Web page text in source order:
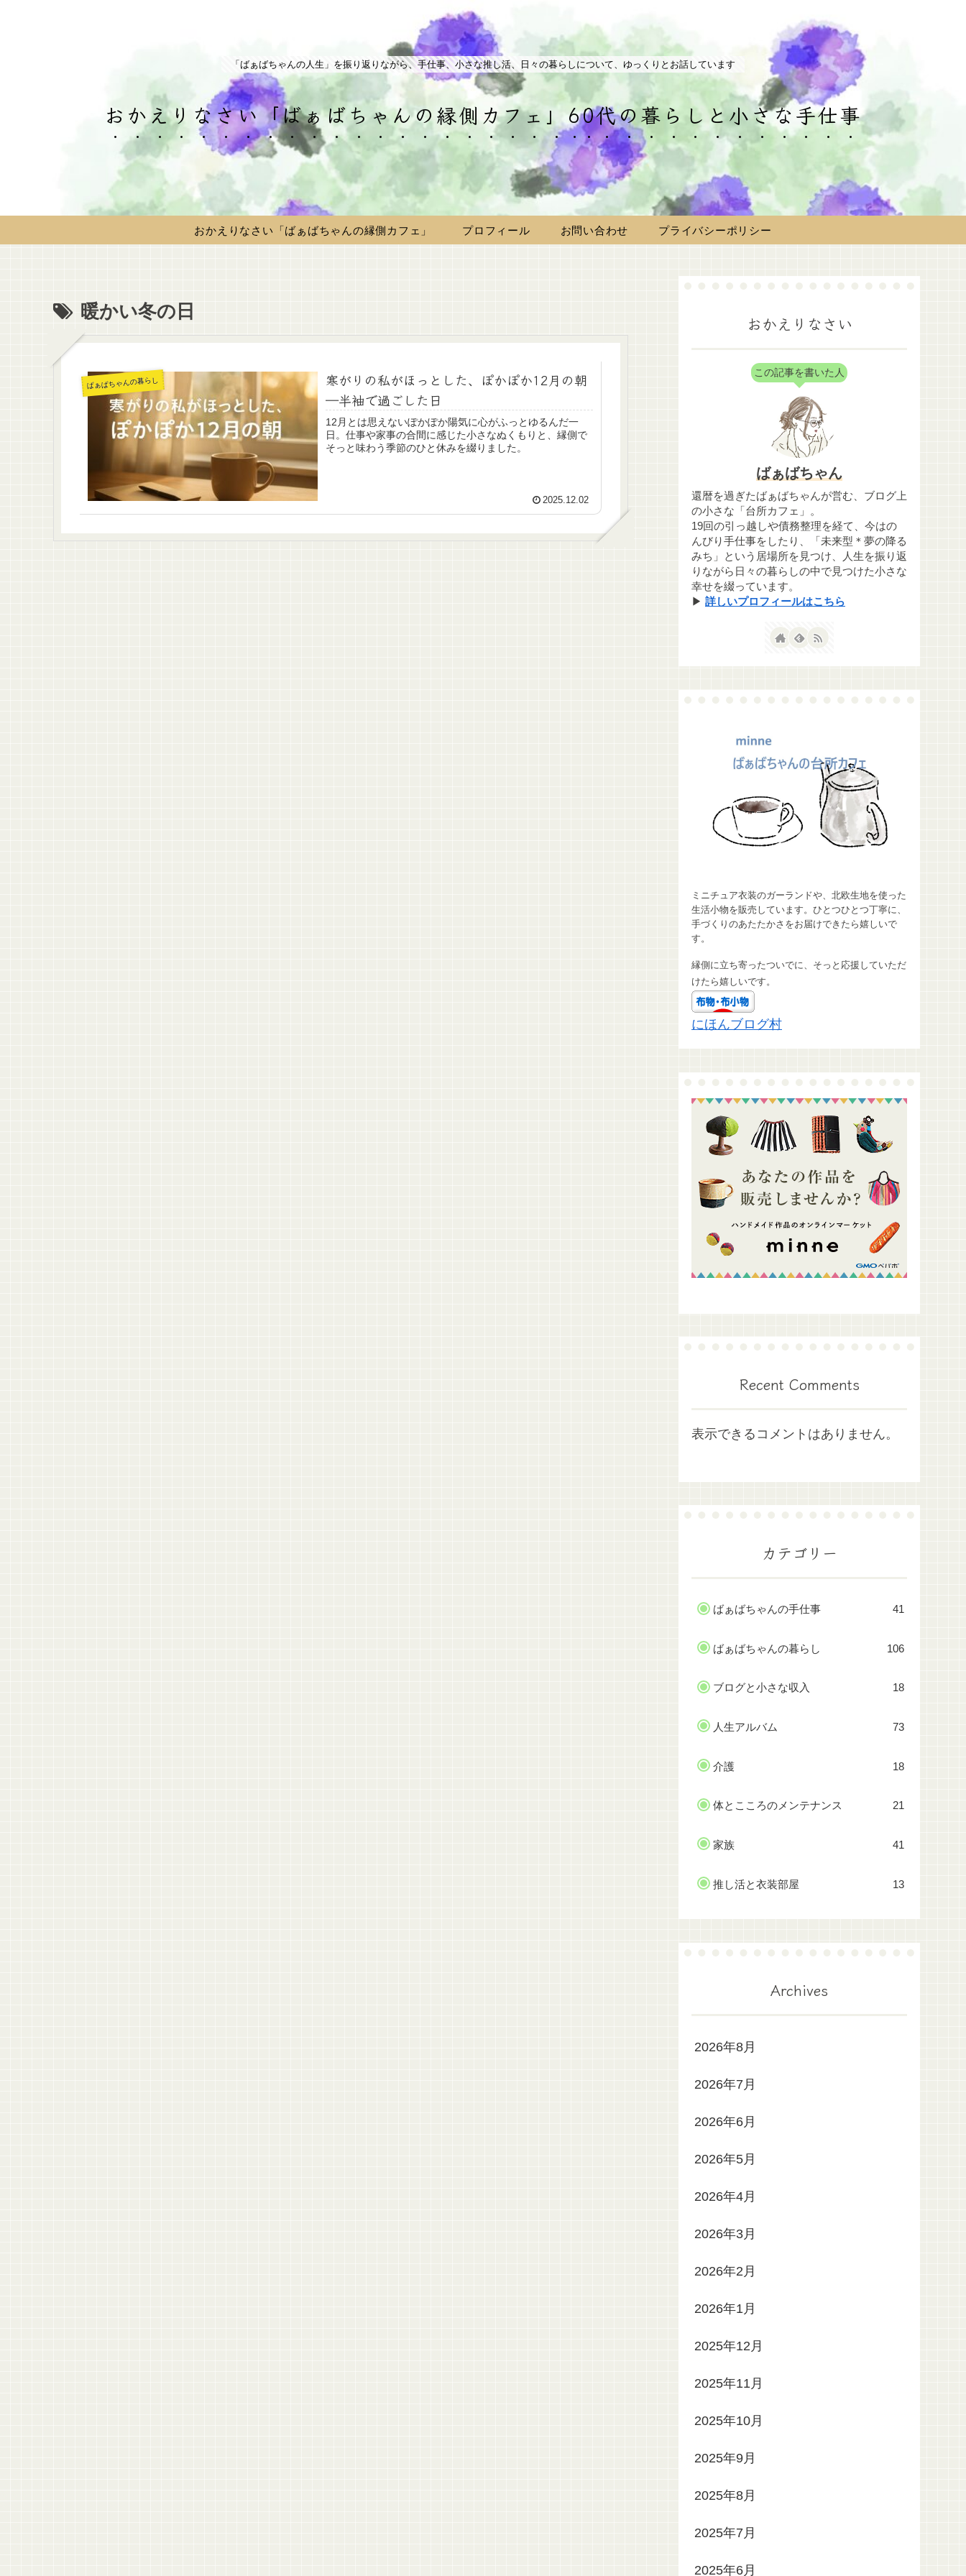
「ばぁばちゃんの人生」を振り返りながら、手仕事、小さな推し活、日々の暮らしについて、ゆっくりとお話しています
おかえりなさい「ばぁばちゃんの縁側カフェ」60代の暮らしと小さな手仕事
おかえりなさい「ばぁばちゃんの縁側カフェ」 プロフィール お問い合わせ プライバシーポリシー
暖かい冬の日
ばぁばちゃんの暮らし
寒がりの私がほっとした、ぽかぽか12月の朝
―半袖で過ごした日
12月とは思えないぽかぽか陽気に心がふっとゆるんだ一
日。仕事や家事の合間に感じた小さなぬくもりと、縁側で
そっと味わう季節のひと休みを綴りました。
2025.12.02
おかえりなさい
この記事を書いた人
ばぁばちゃん
還暦を過ぎたばぁばちゃんが営む、ブログ上
の小さな「台所カフェ」。
19回の引っ越しや債務整理を経て、今はの
んびり手仕事をしたり、「未来型＊夢の降る
みち」という居場所を見つけ、人生を振り返
りながら日々の暮らしの中で見つけた小さな
幸せを綴っています。
▶ 詳しいプロフィールはこちら
ミニチュア衣装のガーランドや、北欧生地を使った
生活小物を販売しています。ひとつひとつ丁寧に、
手づくりのあたたかさをお届けできたら嬉しいで
す。
縁側に立ち寄ったついでに、そっと応援していただ
けたら嬉しいです。
にほんブログ村
Recent Comments
表示できるコメントはありません。
カテゴリー
ばぁばちゃんの手仕事 41
ばぁばちゃんの暮らし 106
ブログと小さな収入 18
人生アルバム 73
介護 18
体とこころのメンテナンス 21
家族 41
推し活と衣装部屋 13
Archives
2026年8月
2026年7月
2026年6月
2026年5月
2026年4月
2026年3月
2026年2月
2026年1月
2025年12月
2025年11月
2025年10月
2025年9月
2025年8月
2025年7月
2025年6月